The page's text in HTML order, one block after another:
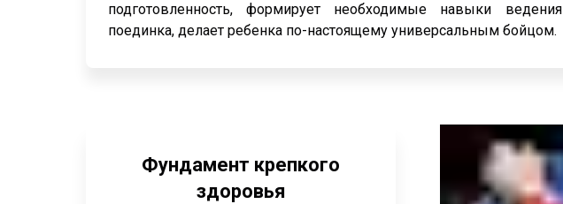
подготовленность, формирует необходимые навыки ведения
поединка, делает ребенка по-настоящему универсальным бойцом.
Фундамент крепкого
здоровья